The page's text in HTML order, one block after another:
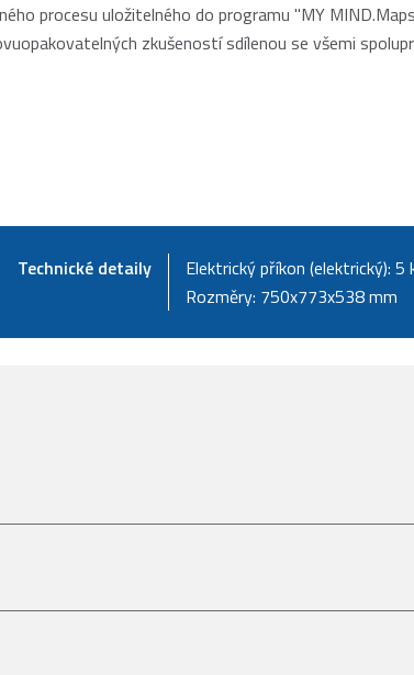
procesu uložitelného do programu "MY
zkušeností sdílenou se všemi
Technické detaily
Elektrický příkon (elektrický): 5
Rozměry: 750x773x538 mm